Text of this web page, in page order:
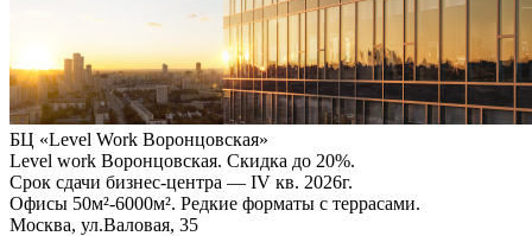
БЦ «Level Work Воронцовская»‎
Level work Воронцовская. Скидка до 20%.
Срок сдачи бизнес-центра — IV кв. 2026г.
Офисы 50м²-6000м². Редкие форматы с террасами.
Москва, ул.Валовая, 35